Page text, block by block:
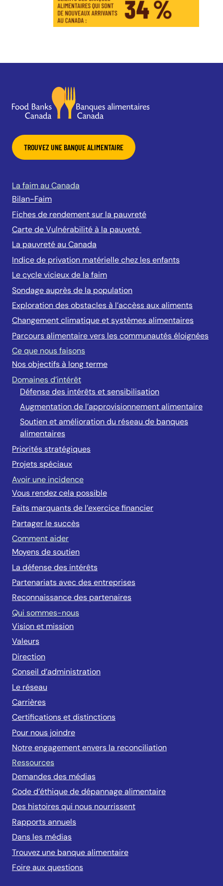
TROUVEZ UNE BANQUE ALIMENTAIRE
La faim au Canada
Bilan-Faim
Fiches de rendement sur la pauvreté
Carte de Vulnérabilité à la pauveté
La pauvreté au Canada
Indice de privation matérielle chez les enfants
Le cycle vicieux de la faim
Sondage auprès de la population
Exploration des obstacles à l’accèss aux aliments
Changement climatique et systèmes alimentaires
Parcours alimentaire vers les communautés éloignées
Ce que nous faisons
Nos objectifs à long terme
Domaines d’intérêt
Défense des intérêts et sensibilisation
Augmentation de l’approvisionnement alimentaire
Soutien et amélioration du réseau de banques
alimentaires
Priorités stratégiques
Projets spéciaux
Avoir une incidence
Vous rendez cela possible
Faits marquants de l’exercice financier
Partager le succès
Comment aider
Moyens de soutien
La défense des intérêts
Partenariats avec des entreprises
Reconnaissance des partenaires
Qui sommes-nous
Vision et mission
Valeurs
Direction
Conseil d’administration
Le réseau
Carrières
Certifications et distinctions
Pour nous joindre
Notre engagement envers la reconciliation
Ressources
Demandes des médias
Code d’éthique de dépannage alimentaire
Des histoires qui nous nourrissent
Rapports annuels
Dans les médias
Trouvez une banque alimentaire
Foire aux questions